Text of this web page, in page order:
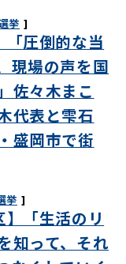
挙
「圧倒的な当
現場の声を国
佐々木まこ
代表と雫石
盛岡市で街
挙
】「生活のリ
知って、それ